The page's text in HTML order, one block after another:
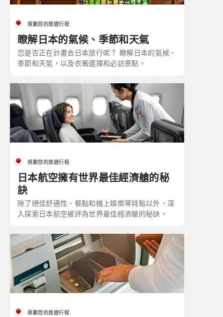
規劃您的旅遊行程
瞭解日本的氣候、季節和天氣
您是否正在計畫去日本旅行呢？ 瞭解日本的氣候、
季節和天氣，以及衣著選擇和必訪景點。
規劃您的旅遊行程
日本航空擁有世界最佳經濟艙的秘
訣
除了絕佳舒適性、餐點和機上娛樂等特點以外，深
入探索日本航空被評為世界最佳經濟艙的秘訣。
規劃您的旅遊行程